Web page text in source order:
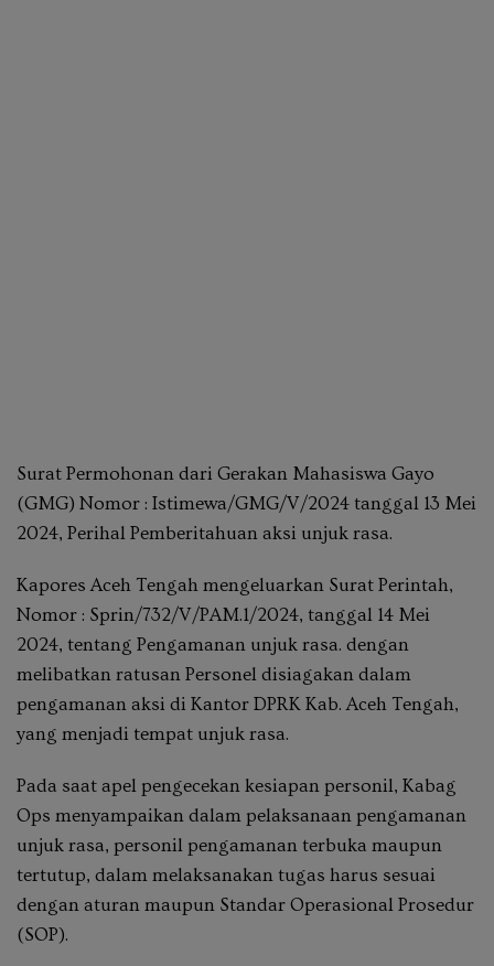
Surat Permohonan dari Gerakan Mahasiswa Gayo
(GMG) Nomor : Istimewa/GMG/V/2024 tanggal 13 Mei
2024, Perihal Pemberitahuan aksi unjuk rasa.
Kapores Aceh Tengah mengeluarkan Surat Perintah,
Nomor : Sprin/732/V/PAM.1/2024, tanggal 14 Mei
2024, tentang Pengamanan unjuk rasa. dengan
melibatkan ratusan Personel disiagakan dalam
pengamanan aksi di Kantor DPRK Kab. Aceh Tengah,
yang menjadi tempat unjuk rasa.
Pada saat apel pengecekan kesiapan personil, Kabag
Ops menyampaikan dalam pelaksanaan pengamanan
unjuk rasa, personil pengamanan terbuka maupun
tertutup, dalam melaksanakan tugas harus sesuai
dengan aturan maupun Standar Operasional Prosedur
(SOP).